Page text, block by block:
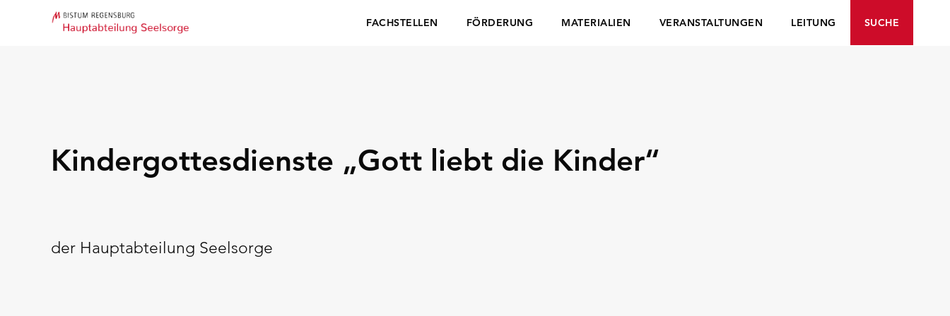
FACHSTELLEN FÖRDERUNG MATERIALIEN VERANSTALTUNGEN LEITUNG SUCHE
Kindergottesdienste „Gott liebt die Kinder“
der Hauptabteilung Seelsorge